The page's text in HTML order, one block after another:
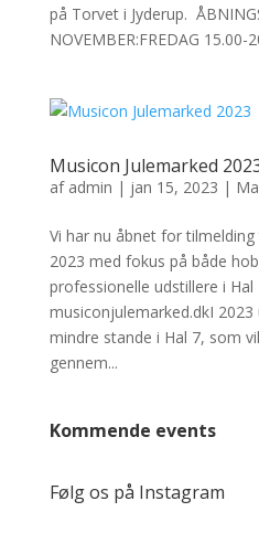
på Torvet i Jyderup.
NOVEMBER:FREDAG 15.00-
Musicon Julemarked
af admin | jan 15, 2023 |
Vi har nu åbnet for
2023 med fokus på både
professionelle udstillere i Hal
musiconjulemarked.dkI
mindre stande i Hal 7, som
gennem...
Kommende events
Følg os på Instagram